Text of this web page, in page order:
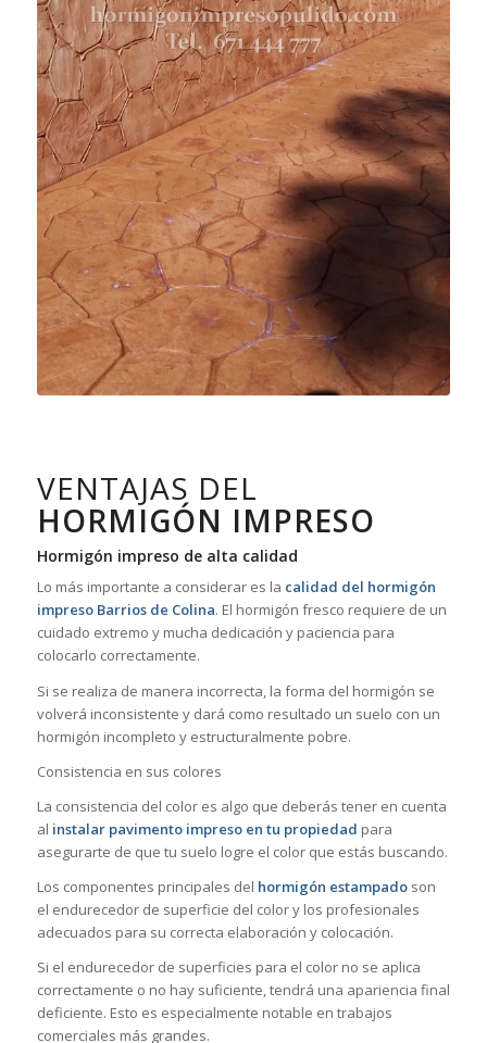
VENTAJAS DEL
HORMIGÓN IMPRESO
Hormigón impreso de alta calidad
Lo más importante a considerar es la calidad del hormigón
impreso Barrios de Colina. El hormigón fresco requiere de un
cuidado extremo y mucha dedicación y paciencia para
colocarlo correctamente.
Si se realiza de manera incorrecta, la forma del hormigón se
volverá inconsistente y dará como resultado un suelo con un
hormigón incompleto y estructuralmente pobre.
Consistencia en sus colores
La consistencia del color es algo que deberás tener en cuenta
al instalar pavimento impreso en tu propiedad para
asegurarte de que tu suelo logre el color que estás buscando.
Los componentes principales del hormigón estampadoson
el endurecedor de superficie del color y los profesionales
adecuados para su correcta elaboración y colocación.
Si el endurecedor de superficies para el color no se aplica
correctamente o no hay suficiente, tendrá una apariencia final
deficiente. Esto es especialmente notable en trabajos
comerciales más grandes.